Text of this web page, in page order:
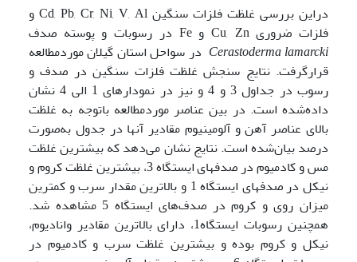
دراین بررسی غلظت فلزات سنگین Cd, Pb, Cr, Ni, V, Al و
فلزات ضروری Cu, Zn و Fe در رسوبات و پوسته صدف
Cerastoderma lamarcki در سواحل استان گیلان موردمطالعه
قرارگرفت. نتایج سنجش غلظت فلزات سنگین در صدف و
رسوب در جداول 3 و 4 و نیز در نمودارهای 1 الی 4 نشان
داده‌شده است. در بین عناصر موردمطالعه باتوجه به غلظت
بالای عناصر آهن و آلومینیوم مقادیر آنها در جدول به‌صورت
درصد بیان‌شده است. نتایج نشان می‌دهد که بیشترین غلظت
مس و کادمیوم در صدفهای ایستگاه 3، بیشترین غلظت کروم و
نیکل در صدفهای ایستگاه 1 و بالاترین مقدار سرب و کمترین
میزان روی و کروم در صدف‌های ایستگاه 5 مشاهده شد.
همچنین رسوبات ایستگاه1، دارای بالاترین مقادیر وانادیوم،
نیکل و کروم بوده و بیشترین غلظت سرب و کادمیوم در